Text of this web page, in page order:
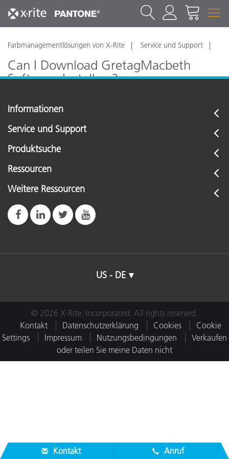
Farbmanagementlösungen von X-Rite Service und Support
Can I Download GretagMacbeth
Software Installers?
Informationen
Service und Support
Produktsuche
Ressourcen
Weitere Ressourcen
US - DE
© 2026 X-Rite, Incorporated. All rights reserved.
Kontakt
Datenschutzerklärung Cookies
Cookie
Settings
Impressum Nutzungsbedingungen
Verkaufen
oder teilen Sie meine Daten nicht
Kontakt Anruf